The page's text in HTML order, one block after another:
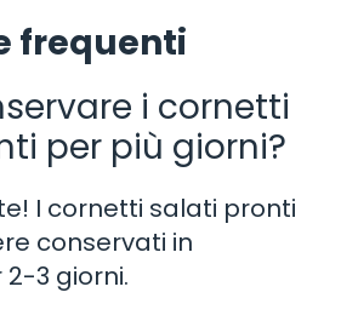
frequenti
i cornetti
per più giorni?
I cornetti salati pronti
conservati in
3 giorni.